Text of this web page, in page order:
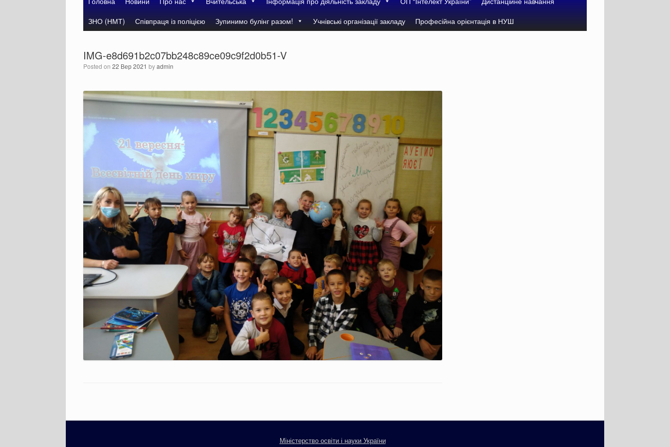
ЗНО (НМТ)
Співпраця із поліцією Зупинимо булінг разом! Учнівські організації закладу Професійна орієнтація в НУШ
IMG-e8d691b2c07bb248c89ce09c9f2d0b51-V
Posted on 22 Вер 2021 byadmin
Міністерство освіти і науки України